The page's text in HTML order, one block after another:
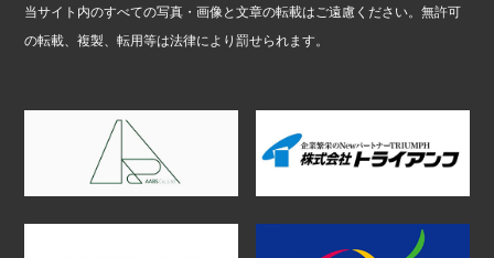
当サイト内のすべての写真・画像と文章の転載はご遠慮ください。無許可
の転載、複製、転用等は法律により罰せられます。